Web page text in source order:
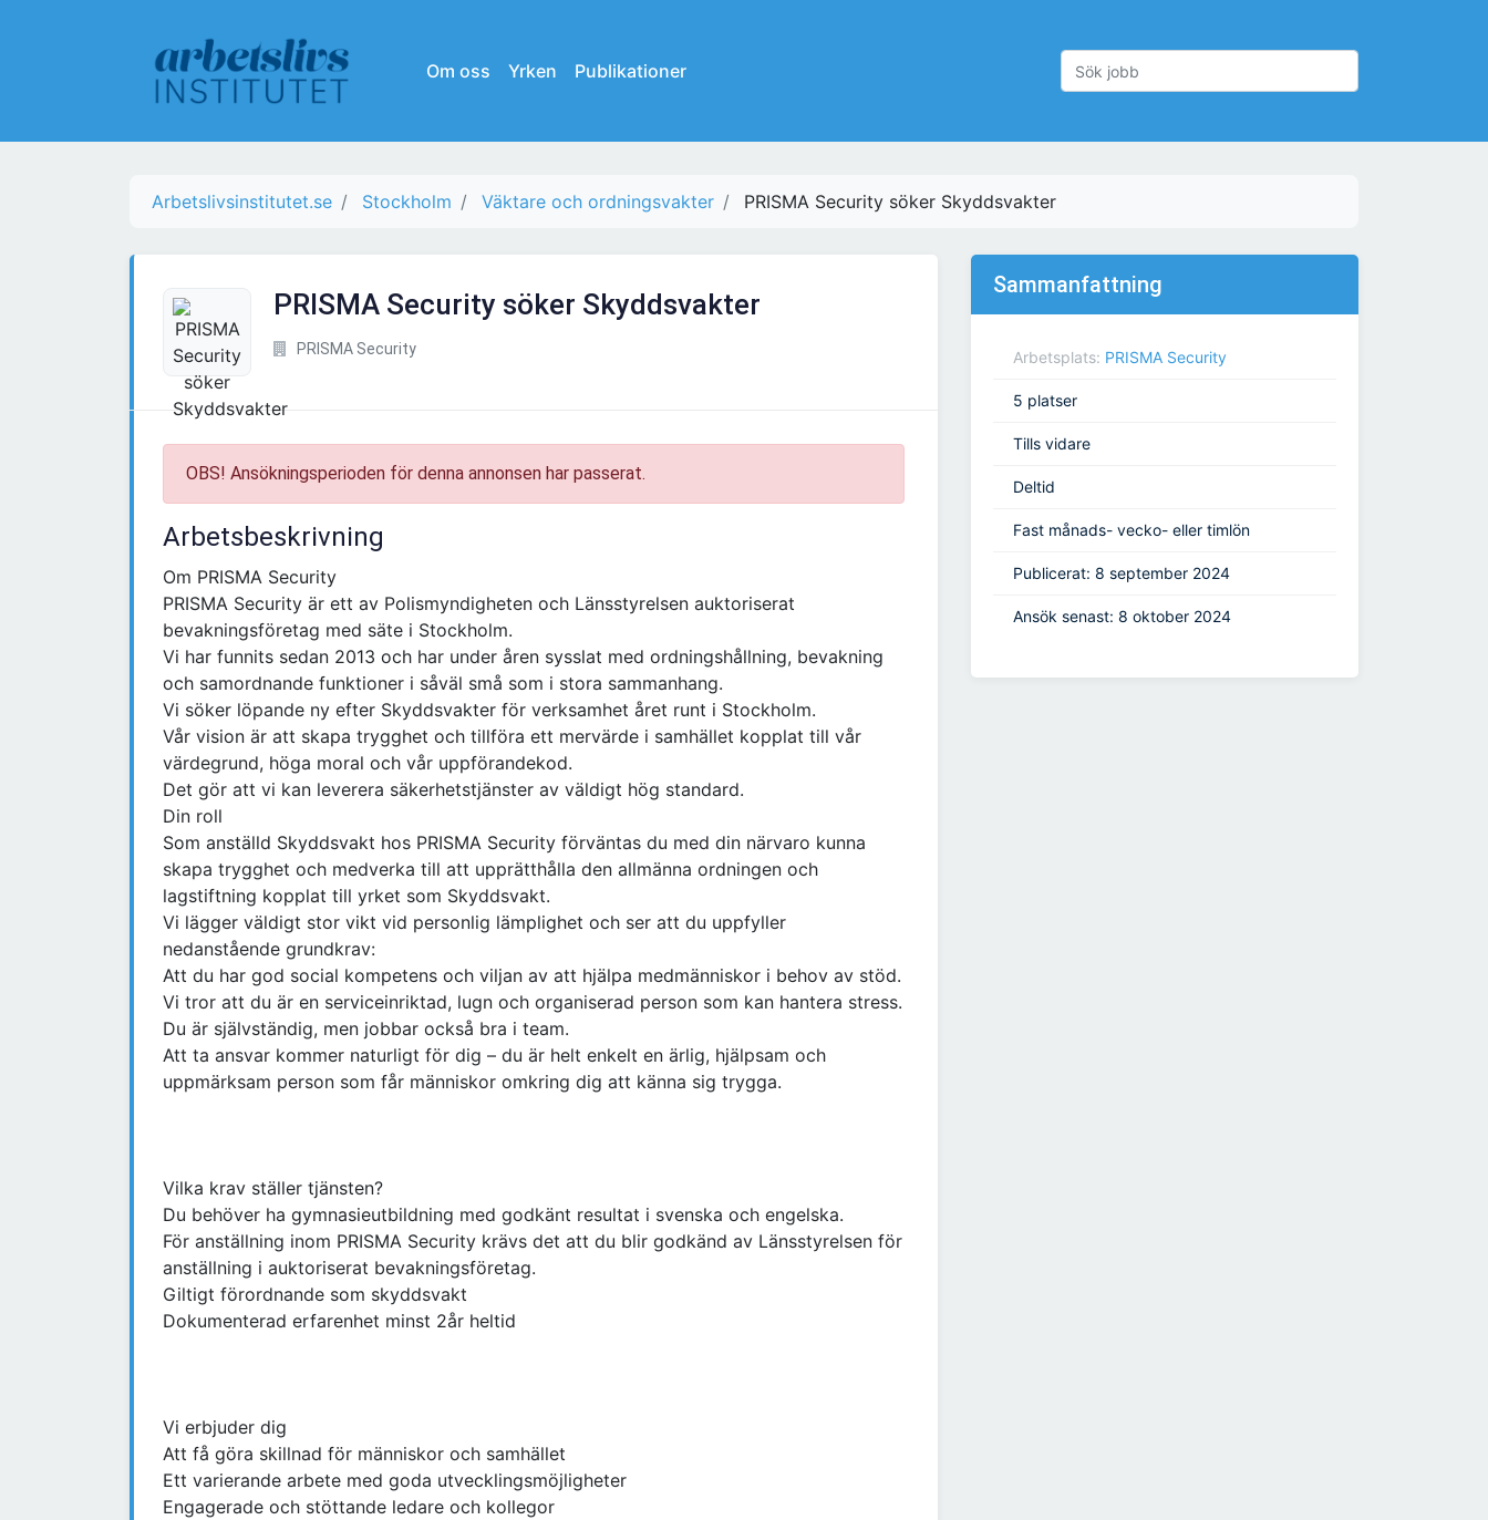
Om oss Yrken Publikationer
Arbetslivsinstitutet.se Stockholm Väktare och ordningsvakter PRISMA Security söker Skyddsvakter
PRISMA Security söker Skyddsvakter
PRISMA Security
OBS! Ansökningsperioden för denna annonsen har passerat.
Arbetsbeskrivning
Om PRISMA Security
PRISMA Security är ett av Polismyndigheten och Länsstyrelsen auktoriserat
bevakningsföretag med säte i Stockholm.
Vi har funnits sedan 2013 och har under åren sysslat med ordningshållning, bevakning
och samordnande funktioner i såväl små som i stora sammanhang.
Vi söker löpande ny efter Skyddsvakter för verksamhet året runt i Stockholm.
Vår vision är att skapa trygghet och tillföra ett mervärde i samhället kopplat till vår
värdegrund, höga moral och vår uppförandekod.
Det gör att vi kan leverera säkerhetstjänster av väldigt hög standard.
Din roll
Som anställd Skyddsvakt hos PRISMA Security förväntas du med din närvaro kunna
skapa trygghet och medverka till att upprätthålla den allmänna ordningen och
lagstiftning kopplat till yrket som Skyddsvakt.
Vi lägger väldigt stor vikt vid personlig lämplighet och ser att du uppfyller
nedanstående grundkrav:
Att du har god social kompetens och viljan av att hjälpa medmänniskor i behov av stöd.
Vi tror att du är en serviceinriktad, lugn och organiserad person som kan hantera stress.
Du är självständig, men jobbar också bra i team.
Att ta ansvar kommer naturligt för dig – du är helt enkelt en ärlig, hjälpsam och
uppmärksam person som får människor omkring dig att känna sig trygga.
Vilka krav ställer tjänsten?
Du behöver ha gymnasieutbildning med godkänt resultat i svenska och engelska.
För anställning inom PRISMA Security krävs det att du blir godkänd av Länsstyrelsen för
anställning i auktoriserat bevakningsföretag.
Giltigt förordnande som skyddsvakt
Dokumenterad erfarenhet minst 2år heltid
Vi erbjuder dig
Att få göra skillnad för människor och samhället
Ett varierande arbete med goda utvecklingsmöjligheter
Engagerade och stöttande ledare och kollegor
Sammanfattning
Arbetsplats: PRISMA Security
5 platser
Tills vidare
Deltid
Fast månads- vecko- eller timlön
Publicerat: 8 september 2024
Ansök senast: 8 oktober 2024